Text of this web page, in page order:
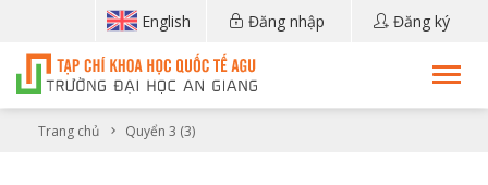
English Đăng nhập Đăng ký
Trang chủ Quyển 3 (3)